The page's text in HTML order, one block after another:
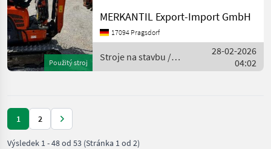
Použitý stroj
stavbu mini bager
MERKANTIL Export-Import GmbH
17094 Pragsdorf
Stroje na stavbu /
Kubota
28-02-2026
04:02
1 2
Výsledek 1-48od 53 (Stránka 1 od 2)